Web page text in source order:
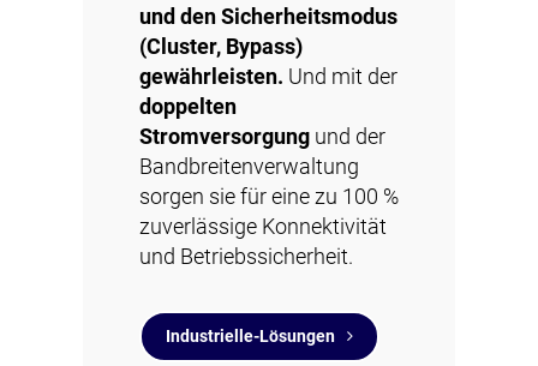
und den Sicherheitsmodus
(Cluster, Bypass)
gewährleisten. Und mit der
doppelten
Stromversorgung und der
Bandbreitenverwaltung
sorgen sie für eine zu 100 %
zuverlässige Konnektivität
und Betriebssicherheit.
Industrielle-Lösungen